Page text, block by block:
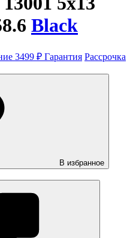
Black
3499 ₽ Гарантия Рассрочка
В избранное